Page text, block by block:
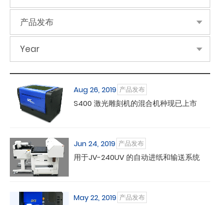
产品发布
Year
Aug 26, 2019 产品发布
S400 激光雕刻机的混合机种现已上市
Jun 24, 2019 产品发布
用于JV-240UV 的自动进纸和输送系统
May 22, 2019 产品发布